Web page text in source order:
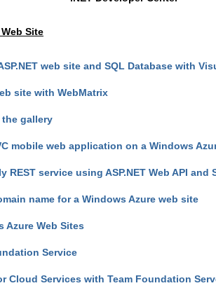
Site
web site and SQL Database with
site with WebMatrix
the gallery
mobile web application on a Windows
REST service using ASP.NET Web API and
name for a Windows Azure web site
Azure Web Sites
Service
Cloud Services with Team Foundation